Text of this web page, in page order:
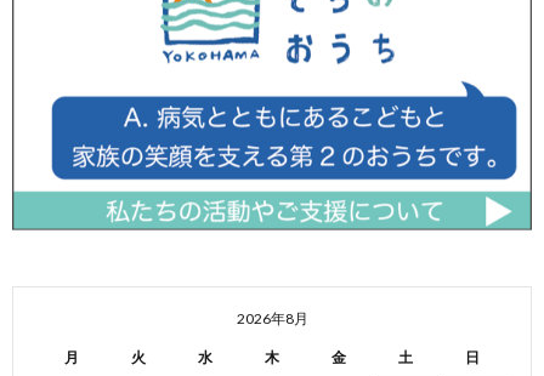
2026年8月
月 火 水 木 金 土 日